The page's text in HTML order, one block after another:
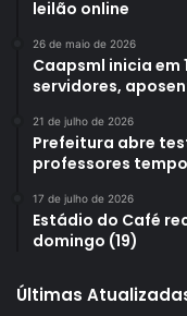
* Cristian Rodrigues
questão probatória
administrativa
* Paulo César Ramo
previdenciárias do
legislação federal –
1254, PEC 66/23 e
leilão online
26 de maio de 2026
Caapsml inicia em
servidores,
21 de julho de 2026
Prefeitura abre
professores
17 de julho de 2026
Estádio do Café
domingo (19)
Últimas